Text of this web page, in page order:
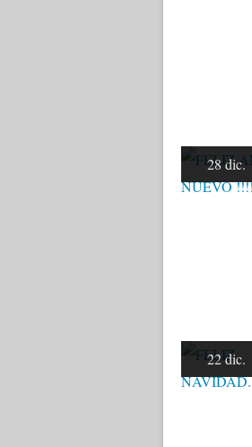
28 dic.
22 dic.